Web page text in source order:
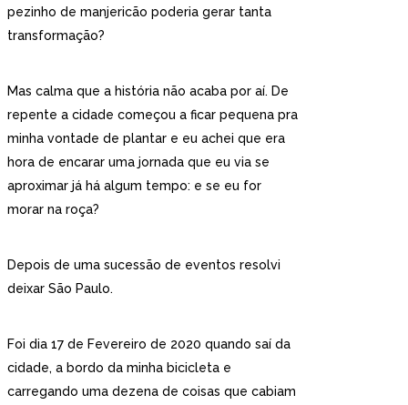
pezinho de manjericão poderia gerar tanta
transformação?
Mas calma que a história não acaba por aí. De
repente a cidade começou a ficar pequena pra
minha vontade de plantar e eu achei que era
hora de encarar uma jornada que eu via se
aproximar já há algum tempo: e se eu for
morar na roça?
Depois de uma sucessão de eventos resolvi
deixar São Paulo.
Foi dia 17 de Fevereiro de 2020 quando saí da
cidade, a bordo da minha bicicleta e
carregando uma dezena de coisas que cabiam